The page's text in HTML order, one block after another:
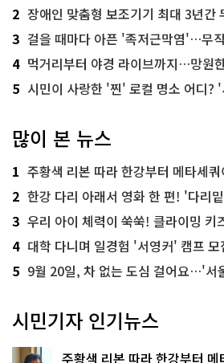
2 장애인 맞춤형 보조기기 최대 3년간 무
3 걸을 때마다 아픈 '족저근막염'…무작정 참
4 먹거리부터 야경 라이브까지…망원
5 시민이 사랑한 '찐' 로컬 명소 어디? '서
많이 본 뉴스
1 주황색 리본 따라 한강부터 메타세쿼이아 숲
2 한강 다리 아래서 영화 한 편! '다리
3 우리 아이 체력이 쑥쑥! 클라이밍 키
4 대학 다니며 일경험 '서영커' 캠프
5 9월 20일, 차 없는 도심 걸어요…'서울 걷자
시민기자 인기뉴스
주황색 리본 따라 한강부터